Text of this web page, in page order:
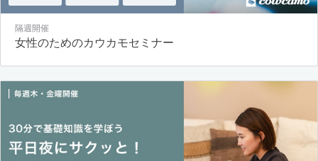
隔週開催
女性のためのカウカモセミナー